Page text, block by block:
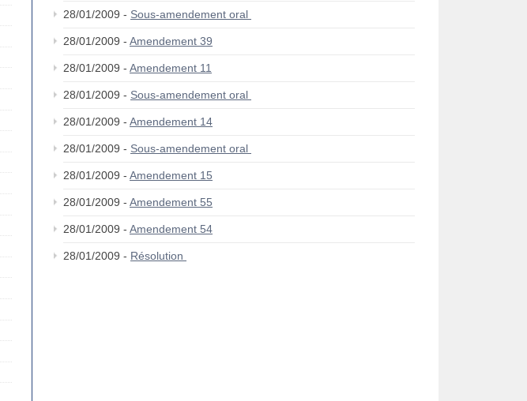
28/01/2009 - Sous-amendement oral
28/01/2009 - Amendement 39
28/01/2009 - Amendement 11
28/01/2009 - Sous-amendement oral
28/01/2009 - Amendement 14
28/01/2009 - Sous-amendement oral
28/01/2009 - Amendement 15
28/01/2009 - Amendement 55
28/01/2009 - Amendement 54
28/01/2009 - Résolution